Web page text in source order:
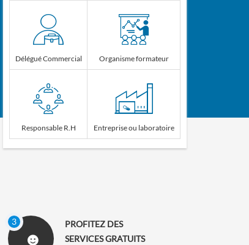
Délégué Commercial Organisme formateur
Responsable R.H Entreprise ou laboratoire
Je m'inscris
PROFITEZ DES
SERVICES GRATUITS